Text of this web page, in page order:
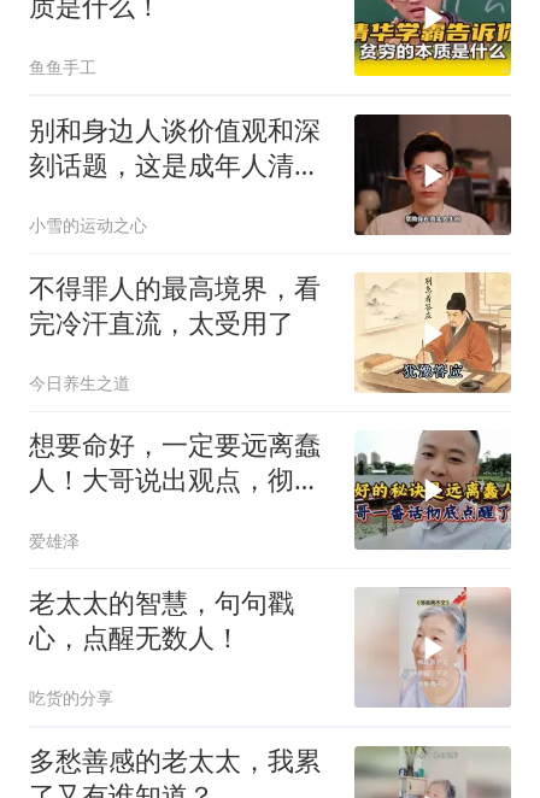
鱼鱼手工
别和身边人谈价值观和深
刻话题，这是成年人清醒
小雪的运动之心
不得罪人的最高境界，看
完冷汗直流，太受用了
今日养生之道
想要命好，一定要远离蠢
人！大哥说出观点，彻底
爱雄泽
老太太的智慧，句句戳
心，点醒无数人！
吃货的分享
多愁善感的老太太，我累